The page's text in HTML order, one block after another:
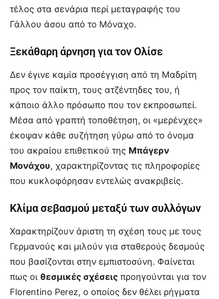
τέλος στα σενάρια περί μεταγραφής του
Γάλλου άσου από το Μόναχο.
Ξεκάθαρη άρνηση για τον Ολίσε
Δεν έγινε καμία προσέγγιση από τη Μαδρίτη
προς τον παίκτη, τους ατζέντηδες του, ή
κάποιο άλλο πρόσωπο που τον εκπροσωπεί.
Μέσα από γραπτή τοποθέτηση, οι «μερένχες»
έκοψαν κάθε συζήτηση γύρω από το όνομα
του ακραίου επιθετικού της Μπάγερν
Μονάχου, χαρακτηρίζοντας τις πληροφορίες
που κυκλοφόρησαν εντελώς ανακριβείς.
Κλίμα σεβασμού μεταξύ των συλλόγων
Χαρακτηρίζουν άριστη τη σχέση τους με τους
Γερμανούς και μιλούν για σταθερούς δεσμούς
που βασίζονται στην εμπιστοσύνη. Φαίνεται
πως οι θεσμικές σχέσεις προηγούνται για τον
Florentino Perez, ο οποίος δεν θέλει ρήγματα